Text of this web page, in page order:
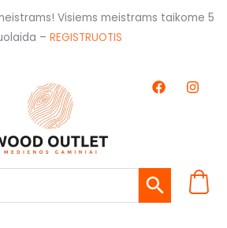
Visiems meistrams taikome 5
– REGISTRUOTIS
F
a
k
I
n
a
m